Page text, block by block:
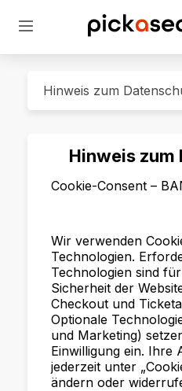
Hinweis zum
Cookie-Consent –
Wir verwenden
Technologien.
Technologien sind
Sicherheit der
Checkout und
Optionale
und Marketing)
Einwilligung ein. Ihre
jederzeit unter
ändern oder